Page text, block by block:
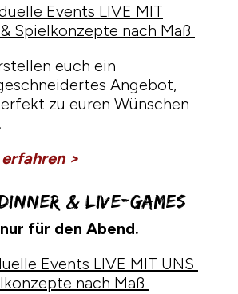
Events LIVE MIT
Spielkonzepte nach Maß
euch ein
Angebot,
zu euren Wünschen
>
& Live-Games
für den Abend.
Events LIVE MIT UNS
nach Maß